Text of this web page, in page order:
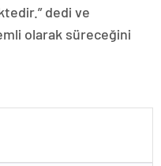
dedi ve
olarak süreceğini